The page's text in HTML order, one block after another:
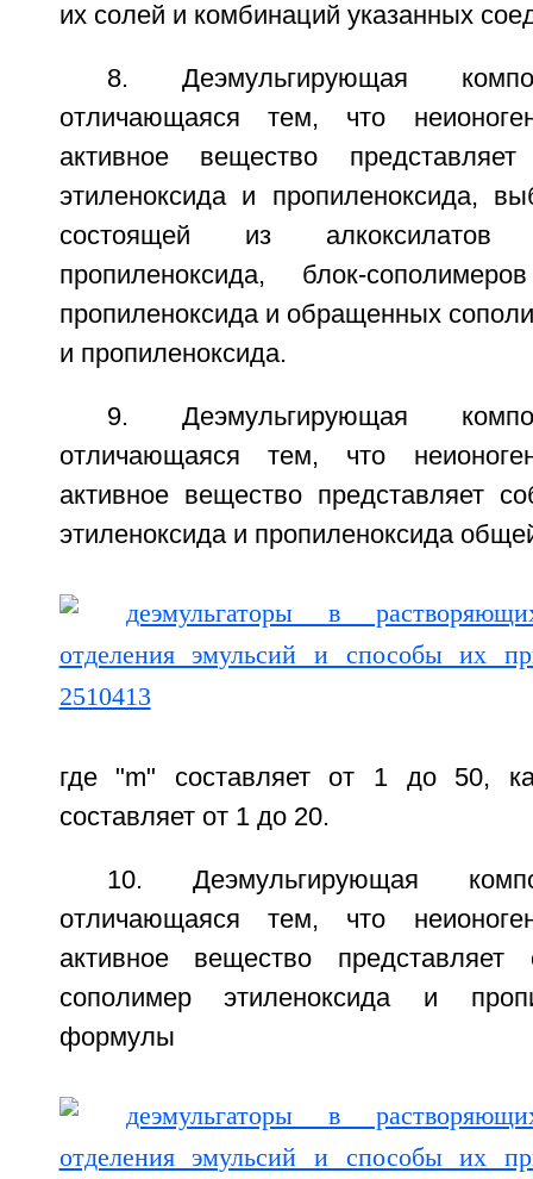
их солей и комбинаций указанных
8. Деэмульгирующая
отличающаяся тем, что
активное вещество
этиленоксида и пропиленоксида,
состоящей из алкоксилатов
пропиленоксида, блок-
пропиленоксида и обращенных
и пропиленоксида.
9. Деэмульгирующая
отличающаяся тем, что
активное вещество представляет
этиленоксида и пропиленоксида
где "m" составляет от 1 до 50,
составляет от 1 до 20.
10. Деэмульгирующая
отличающаяся тем, что
активное вещество
сополимер этиленоксида и
формулы